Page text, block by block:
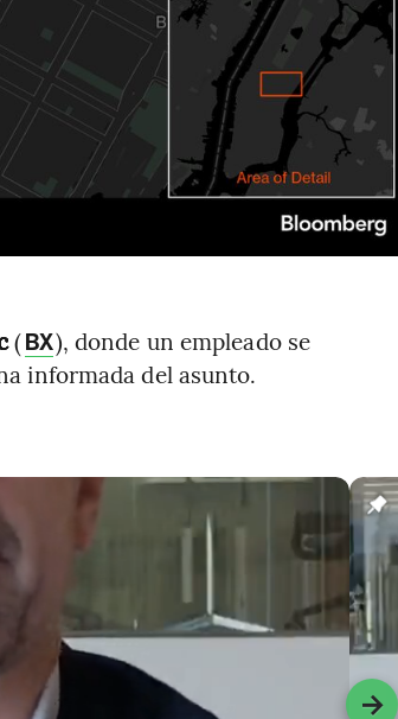
(BX), donde un empleado se
informada del asunto.